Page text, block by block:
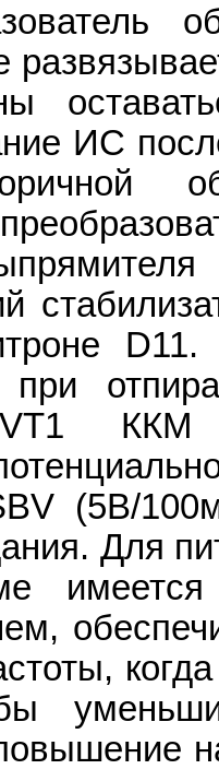
ИС
при
ККМ
(5В/
Для